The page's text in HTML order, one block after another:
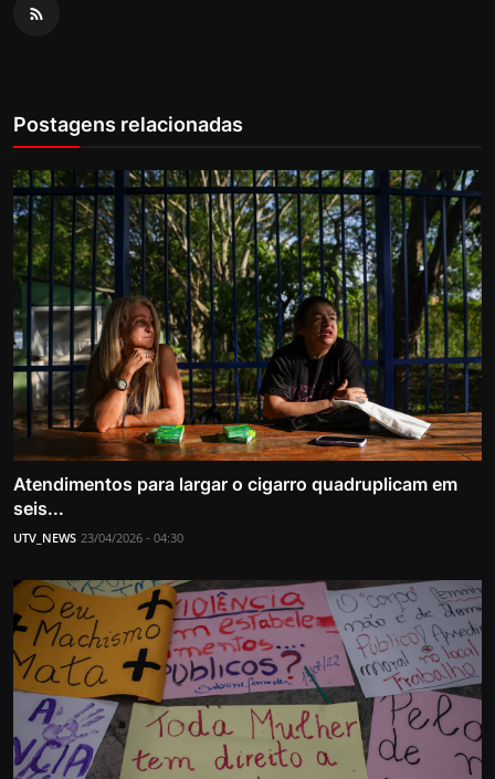
Postagens relacionadas
Atendimentos para largar o cigarro quadruplicam em
seis...
UTV_NEWS 23/04/2026 - 04:30